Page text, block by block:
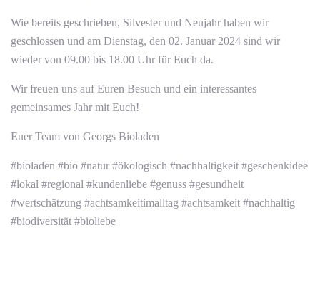
Wie bereits geschrieben, Silvester und Neujahr haben wir
geschlossen und am Dienstag, den 02. Januar 2024 sind wir
wieder von 09.00 bis 18.00 Uhr für Euch da.
Wir freuen uns auf Euren Besuch und ein interessantes
gemeinsames Jahr mit Euch!
Euer Team von Georgs Bioladen
#bioladen #bio #natur #ökologisch #nachhaltigkeit #geschenkidee
#lokal #regional #kundenliebe #genuss #gesundheit
#wertschätzung #achtsamkeitimalltag #achtsamkeit #nachhaltig
#biodiversität #bioliebe